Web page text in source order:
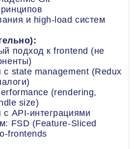
и high-load систем
подход к frontend (не
state management (Redux
(rendering,
size)
API-интеграциями
FSD (Feature-Sliced
frontends